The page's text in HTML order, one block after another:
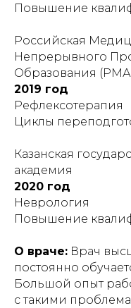
Повышение
Российская
Непрерывного
Образования
2019 год
Рефлексотерапия
Циклы
Казанская
академия
2020 год
Неврология
Повышение
О враче: Врач
постоянно
Большой опыт
с такими